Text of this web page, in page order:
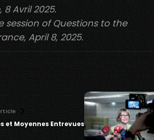
Avril 2025.
session of Questions to the
April 8, 2025.
et Moyennes Entrevues